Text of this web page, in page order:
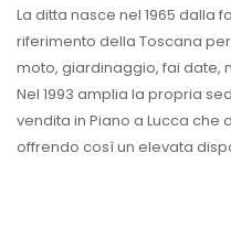
La ditta nasce nel 1965 dalla
riferimento della Toscana
moto, giardinaggio, fai date,
Nel 1993 amplia la propria
vendita in Piano a Lucca
offrendo così un elevata